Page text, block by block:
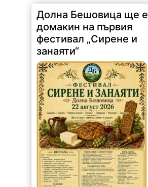
Долна Бешовица ще е
домакин на първия
фестивал „Сирене и
занаяти“